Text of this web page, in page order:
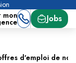
mon
Jobs
d'emploi de